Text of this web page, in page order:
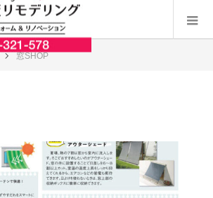
窓SHOP